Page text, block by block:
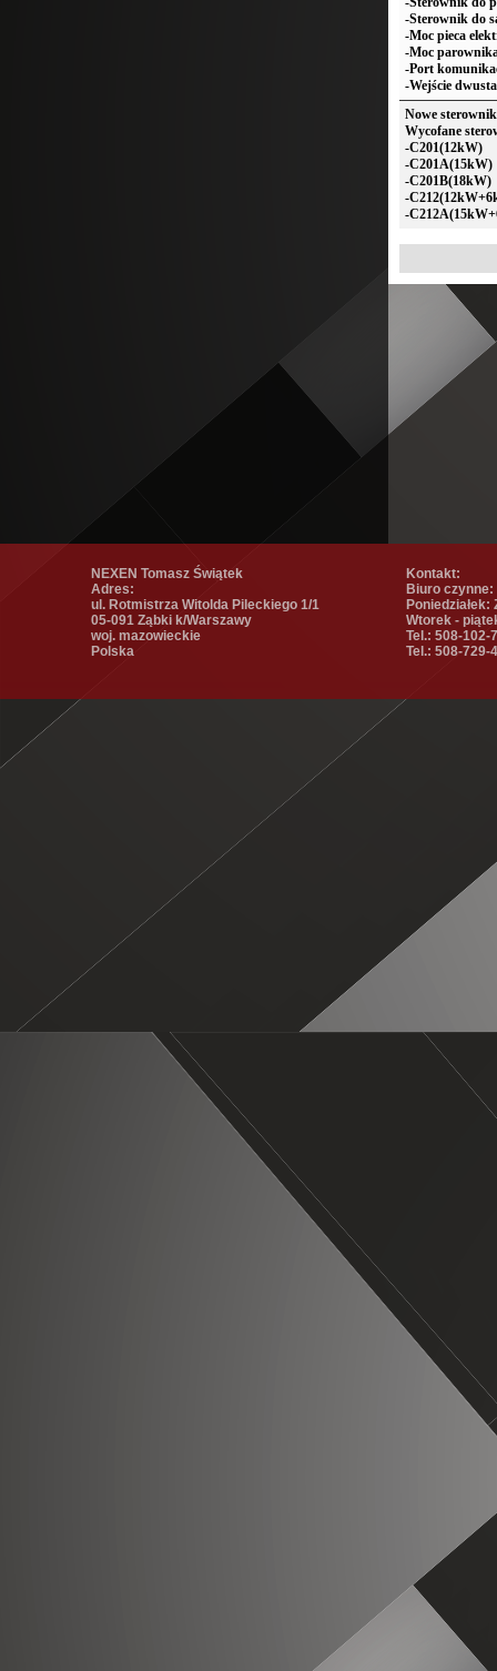
-Sterownik do
-Moc pieca
-Moc
-Port
-Wejście
Nowe
Wycofane
-C201(12kW)
-C201A(15kW)
-C201B(18kW)
-
-
NEXEN Tomasz Świątek
Adres:
ul. Rotmistrza Witolda Pileckiego 1/1
05-091 Ząbki k/Warszawy
woj. mazowieckie
Polska
Kontakt:
Biuro czynne:
Poniedziałek:
Wtorek -
Tel.: 508-102-
Tel.: 508-729-